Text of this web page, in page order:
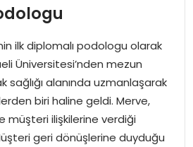
ilk diplomalı podologu olarak
Üniversitesi’nden mezun
sağlığı alanında uzmanlaşarak
biri haline geldi. Merve,
müşteri ilişkilerine verdiği
geri dönüşlerine duyduğu